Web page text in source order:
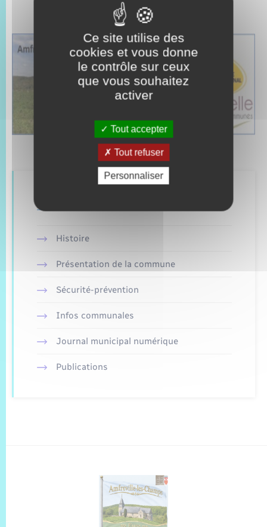
Histoire
Présentation de la commune
Sécurité-prévention
Infos communales
Journal municipal numérique
Publications
Ce site utilise des
cookies et vous donne
le contrôle sur ceux
que vous souhaitez
activer
Tout accepter
Tout refuser
Personnaliser